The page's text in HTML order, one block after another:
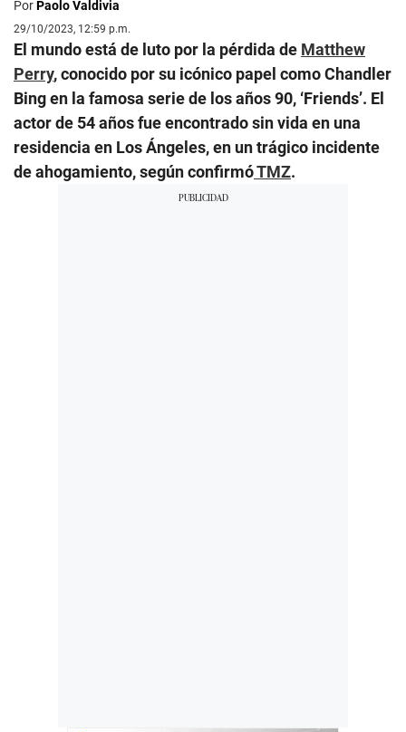
PorPaolo Valdivia
29/10/2023, 12:59 p.m.
El mundo está de luto por la pérdida de Matthew
Perry, conocido por su icónico papel como Chandler
Bing en la famosa serie de los años 90, ‘Friends’. El
actor de 54 años fue encontrado sin vida en una
residencia en Los Ángeles, en un trágico incidente
de ahogamiento, según confirmóTMZ.